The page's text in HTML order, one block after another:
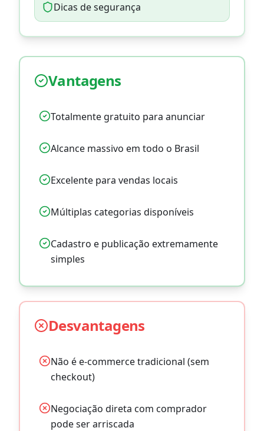
Dicas de segurança
Vantagens
Totalmente gratuito para anunciar
Alcance massivo em todo o Brasil
Excelente para vendas locais
Múltiplas categorias disponíveis
Cadastro e publicação extremamente
simples
Desvantagens
Não é e-commerce tradicional (sem
checkout)
Negociação direta com comprador
pode ser arriscada